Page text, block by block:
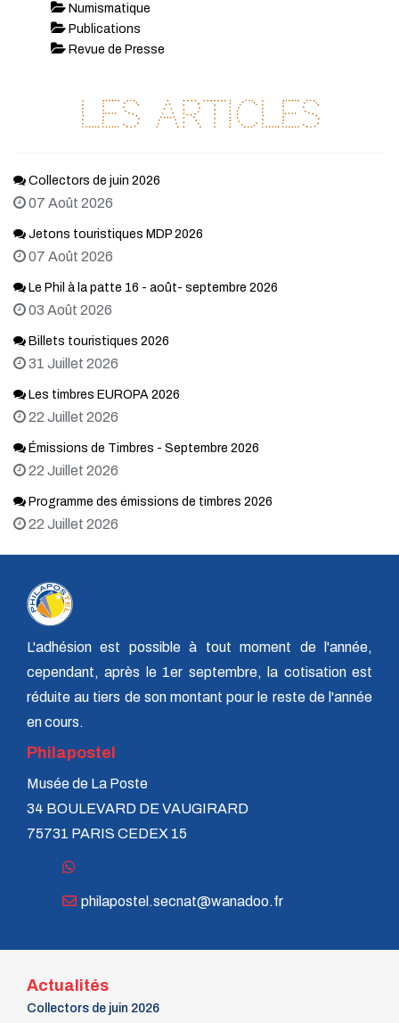
Numismatique
Publications
Revue de Presse
Les articles
Collectors de juin 2026
07 Août 2026
Jetons touristiques MDP 2026
07 Août 2026
Le Phil à la patte 16 - août- septembre 2026
03 Août 2026
Billets touristiques 2026
31 Juillet 2026
Les timbres EUROPA 2026
22 Juillet 2026
Émissions de Timbres - Septembre 2026
22 Juillet 2026
Programme des émissions de timbres 2026
22 Juillet 2026
L'adhésion est possible à tout moment de l'année,
cependant, après le 1er septembre, la cotisation est
réduite au tiers de son montant pour le reste de l'année
en cours.
Philapostel
Musée de La Poste
34 BOULEVARD DE VAUGIRARD
75731 PARIS CEDEX 15
philapostel.secnat@wanadoo.fr
Actualités
Collectors de juin 2026